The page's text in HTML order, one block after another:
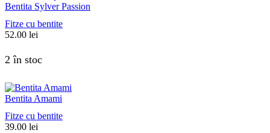
Bentita Sylver Passion
Fitze cu bentite
52.00 lei
2 în stoc
Bentita Amami
Fitze cu bentite
39.00 lei